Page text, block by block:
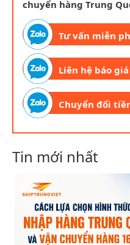
chuyển hàng Trung
Tư vấn miễn
Liên hệ báo giá
Chuyển đổi
Tin mới nhất